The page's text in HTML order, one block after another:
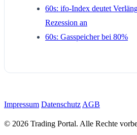
60s: ifo-Index deutet
Rezession an
60s: Gasspeicher bei 80%
Impressum Datenschutz AGB
© 2026 Trading Portal. Alle Rechte